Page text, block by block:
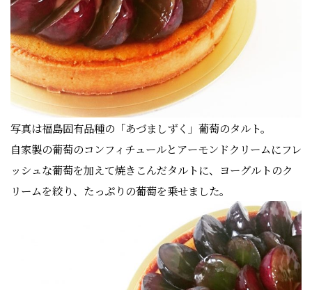
写真は福島固有品種の「あづましずく」葡萄のタルト。
自家製の葡萄のコンフィチュールとアーモンドクリームにフレ
ッシュな葡萄を加えて焼きこんだタルトに、ヨーグルトのク
リームを絞り、たっぷりの葡萄を乗せました。